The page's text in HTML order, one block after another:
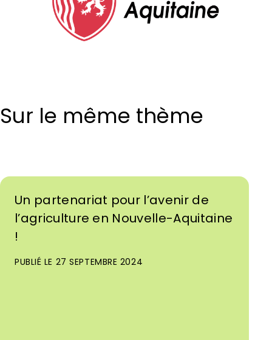
Sur le même thème
Un partenariat pour l’avenir de
l’agriculture en Nouvelle-Aquitaine
!
PUBLIÉ LE 27 SEPTEMBRE 2024